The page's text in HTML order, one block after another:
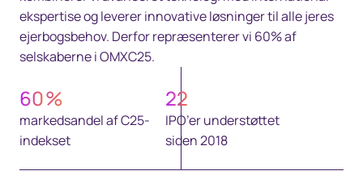
ekspertise og leverer innovative løsninger til alle jeres
ejerbogsbehov. Derfor repræsenterer vi 60% af
selskaberne i OMXC25.
60%
markedsandel af C25-
indekset
22
IPO’er understøttet
siden 2018